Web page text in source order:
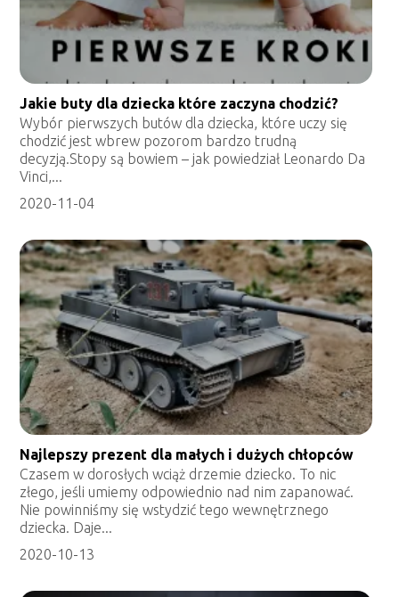
Jakie buty dla dziecka które zaczyna chodzić?
Wybór pierwszych butów dla dziecka, które uczy się
chodzić jest wbrew pozorom bardzo trudną
decyzją.Stopy są bowiem – jak powiedział Leonardo Da
Vinci,...
2020-11-04
Najlepszy prezent dla małych i dużych chłopców
Czasem w dorosłych wciąż drzemie dziecko. To nic
złego, jeśli umiemy odpowiednio nad nim zapanować.
Nie powinniśmy się wstydzić tego wewnętrznego
dziecka. Daje...
2020-10-13